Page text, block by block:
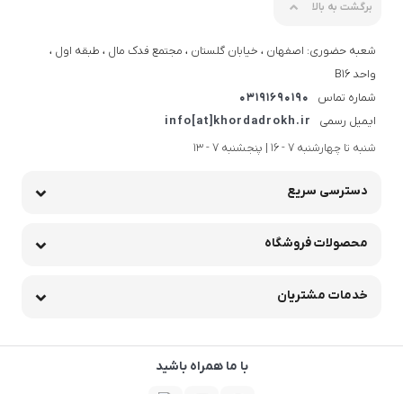
برگشت به بالا
شعبه حضوری: اصفهان ، خیابان گلستان ، مجتمع فدک مال ، طبقه اول ،
واحد B16
شماره تماس
03191690190
ایمیل رسمی
info[at]khordadrokh.ir
شنبه تا چهارشنبه 7 - 16 | پنجشنبه 7 - 13
دسترسی سریع
محصولات فروشگاه
خدمات مشتریان
با ما همراه باشید